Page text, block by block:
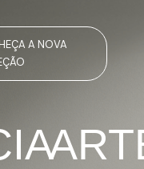
A NOVA